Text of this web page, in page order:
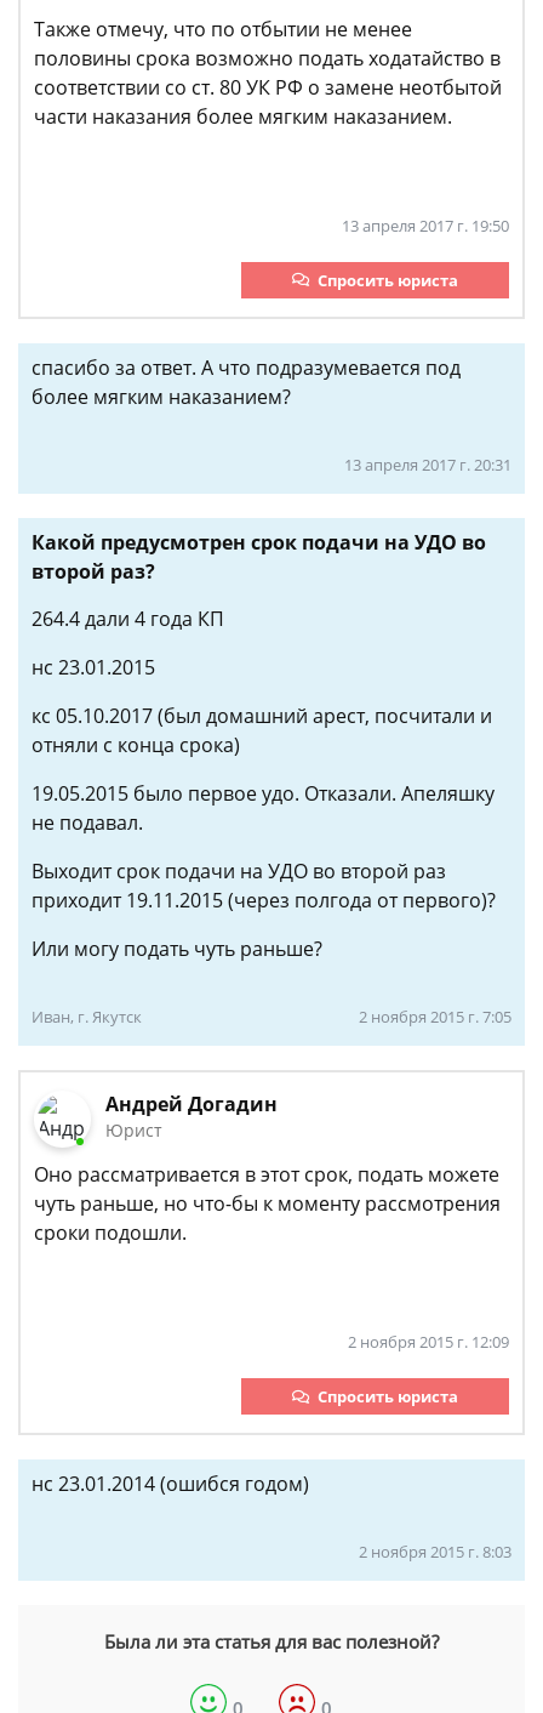
Также отмечу, что по отбытии не менее
половины срока возможно подать ходатайство в
соответствии со ст. 80 УК РФ о замене неотбытой
части наказания более мягким наказанием.
13 апреля 2017 г. 19:50
Спросить юриста
спасибо за ответ. А что подразумевается под
более мягким наказанием?
13 апреля 2017 г. 20:31
Какой предусмотрен срок подачи на УДО во
второй раз?
264.4 дали 4 года КП
нс 23.01.2015
кс 05.10.2017 (был домашний арест, посчитали и
отняли с конца срока)
19.05.2015 было первое удо. Отказали. Апеляшку
не подавал.
Выходит срок подачи на УДО во второй раз
приходит 19.11.2015 (через полгода от первого)?
Или могу подать чуть раньше?
Иван, г. Якутск 2 ноября 2015 г. 7:05
Андрей Догадин
Юрист
Оно рассматривается в этот срок, подать можете
чуть раньше, но что-бы к моменту рассмотрения
сроки подошли.
2 ноября 2015 г. 12:09
Спросить юриста
нс 23.01.2014 (ошибся годом)
2 ноября 2015 г. 8:03
Была ли эта статья для вас полезной?